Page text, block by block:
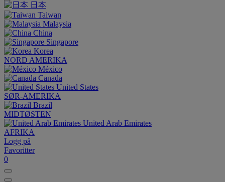
日本
Taiwan
Malaysia
China
Singapore
Korea
NORD AMERIKA
México
Canada
United States
SØR-AMERIKA
Brazil
MIDTØSTEN
United Arab Emirates
AFRIKA
Logg på
Favoritter
0